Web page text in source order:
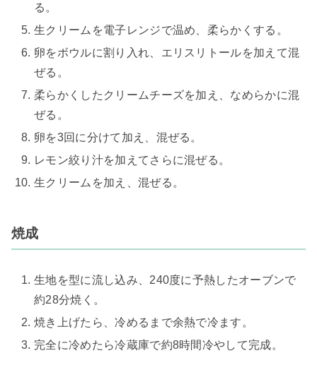
る。
生クリームを電子レンジで温め、柔らかくする。
卵をボウルに割り入れ、エリスリトールを加えて混
ぜる。
柔らかくしたクリームチーズを加え、なめらかに混
ぜる。
卵を3回に分けて加え、混ぜる。
レモン絞り汁を加えてさらに混ぜる。
生クリームを加え、混ぜる。
焼成
生地を型に流し込み、240度に予熱したオーブンで
約28分焼く。
焼き上げたら、冷めるまで余熱で冷ます。
完全に冷めたら冷蔵庫で約8時間冷やして完成。